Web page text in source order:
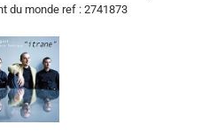
du monde ref : 2741873